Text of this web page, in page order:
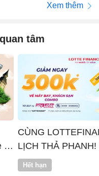
Xem thêm
tâm
x
CÙNG
LỊCH THẢ PHANH!
Hết hạn